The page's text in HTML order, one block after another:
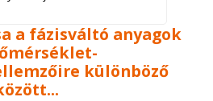
a fázisváltó anyagok
különböző